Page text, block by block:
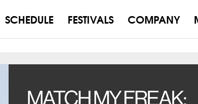
SCHEDULE FESTIVALS COMPANY